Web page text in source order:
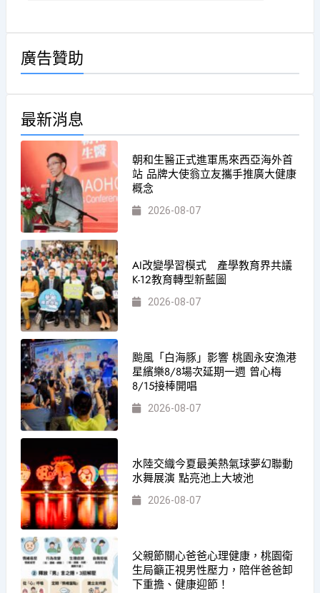
廣告贊助
最新消息
朝和生醫正式進軍馬來西亞海外首
站 品牌大使翁立友攜手推廣大健康
概念
2026-08-07
AI改變學習模式 產學教育界共議
K-12教育轉型新藍圖
2026-08-07
颱風「白海豚」影響 桃園永安漁港
星繽樂8/8場次延期一週 曾心梅
8/15接棒開唱
2026-08-07
水陸交織今夏最美熱氣球夢幻聯動
水舞展演 點亮池上大坡池
2026-08-07
父親節關心爸爸心理健康，桃園衛
生局籲正視男性壓力，陪伴爸爸卸
下重擔、健康迎節！